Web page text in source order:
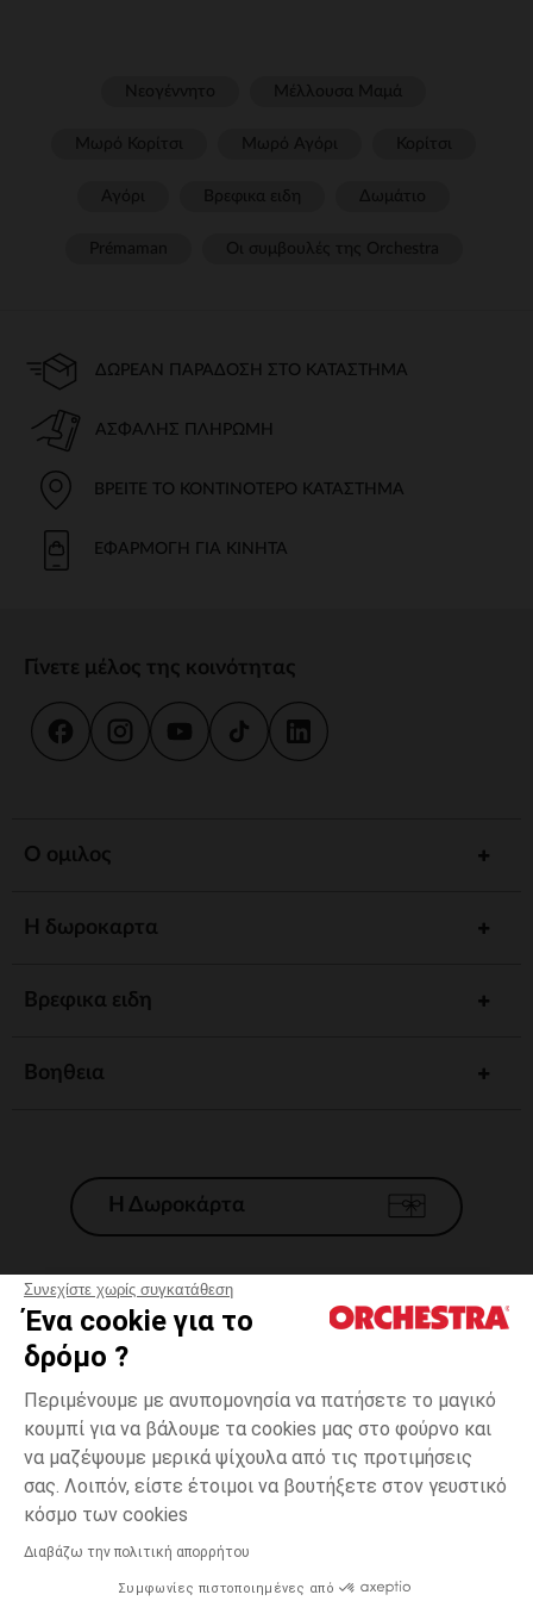
Συνεχίστε χωρίς συγκατάθεση
Ένα cookie για το
δρόμο ?
Περιμένουμε με ανυπομονησία να πατήσετε το μαγικό
κουμπί για να βάλουμε τα cookies μας στο φούρνο και
να μαζέψουμε μερικά ψίχουλα από τις προτιμήσεις
σας. Λοιπόν, είστε έτοιμοι να βουτήξετε στον γευστικό
κόσμο των cookies
Διαβάζω την πολιτική απορρήτου
Συμφωνίες πιστοποιημένες από
Λευκό
one
Δυνατότητα πληρωμής με
ΔΩΡΕΆΝ ΠΑΡΆΔΟΣΗ ΣΤΟ ΚΑΤΆΣΤΗΜΑ
ΑΣΦΑΛΉΣ ΠΛΗΡΩΜΉ
ΒΡΕΊΤΕ ΤΟ ΚΟΝΤΙΝΌΤΕΡΟ ΚΑΤΆΣΤΗΜΑ
ΕΦΑΡΜΟΓΉ ΓΙΑ ΚΙΝΗΤΆ
Γίνετε μέλος της κοινότητας
Ο ομιλος
Η δωροκαρτα
Βρεφικα ειδη
Βοηθεια
Η Δωροκάρτα
Γενικοί 'Οροι Πώλησης
*Εμπορικες προσφορες
Προσωπικά δεδομένα
Διαχείρηση των cookies
Προσβασιμότητα: μη συμμορφούμενη
H Orchestra συμμετέχει στον κωδικά δεοντολογίας και στο σύστημα
μεσολάβησης της Γαλλικής Ομοσπονδίας Ηλεκτρονικού Εμπορίου.